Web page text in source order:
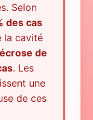
Selon
des cas
la cavité
de
. Les
une
de ces